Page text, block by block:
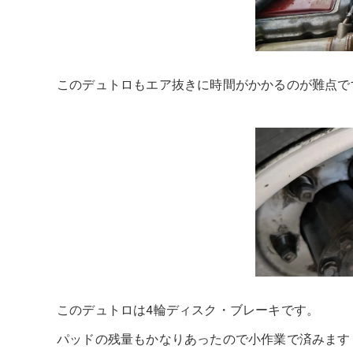
このデュトロもエア抜きに時間がかかるのが難点
このデュトロは4輪ディスク・ブレーキです。
パッドの残量もかなりあったので小作業で済みます